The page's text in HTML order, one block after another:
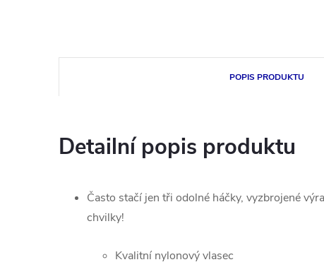
POPIS PRODUKTU
Detailní popis produktu
Často stačí jen tři odolné háčky, vyzbrojené
chvilky!
Kvalitní nylonový vlasec